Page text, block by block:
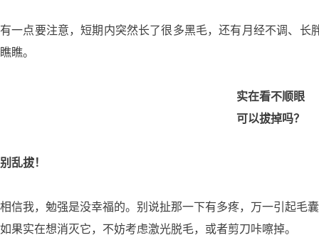
有一点要注意，短期内突然长了很多黑毛，还有月经不调、长
瞧瞧。
实在看不顺眼
可以拔掉吗？
别乱拔！
相信我，勉强是没幸福的。别说扯那一下有多疼，万一引起毛
如果实在想消灭它，不妨考虑激光脱毛，或者剪刀咔嚓掉。